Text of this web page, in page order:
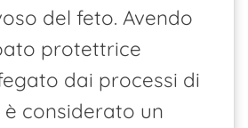
del feto. Avendo
protettrice
dai processi di
considerato un